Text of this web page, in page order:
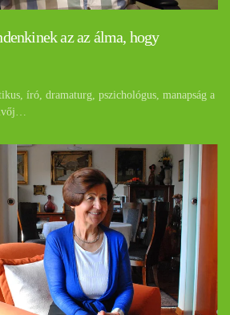
az az álma, hogy
író, dramaturg, pszichológus, manapság a